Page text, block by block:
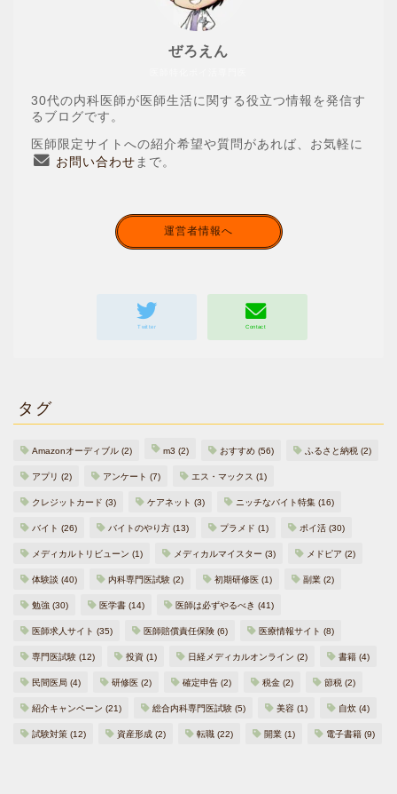
ぜろえん
30代の内科医師が医師生活に関する役立つ情報を発信す
るブログです。
医師限定サイトへの紹介希望や質問があれば、お気軽に
お問い合わせ まで。
運営者情報へ
タグ
Amazonオーディブル (2) m3 (2) おすすめ (56) ふるさと納税 (2)
アプリ (2) アンケート (7) エス・マックス (1)
クレジットカード (3) ケアネット (3) ニッチなバイト特集 (16)
バイト (26) バイトのやり方 (13) プラメド (1) ポイ活 (30)
メディカルトリビューン (1) メディカルマイスター (3) メドピア (2)
体験談 (40) 内科専門医試験 (2) 初期研修医 (1) 副業 (2)
勉強 (30) 医学書 (14) 医師は必ずやるべき (41)
医師求人サイト (35) 医師賠償責任保険 (6) 医療情報サイト (8)
専門医試験 (12) 投資 (1) 日経メディカルオンライン (2) 書籍 (4)
民間医局 (4) 研修医 (2) 確定申告 (2) 税金 (2) 節税 (2)
紹介キャンペーン (21) 総合内科専門医試験 (5) 美容 (1) 自炊 (4)
試験対策 (12) 資産形成 (2) 転職 (22) 開業 (1) 電子書籍 (9)